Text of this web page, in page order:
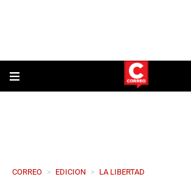
CORREO > EDICION > LA LIBERTAD